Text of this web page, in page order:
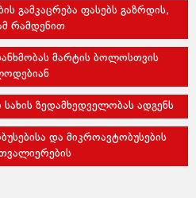
გამკაცრება ფასებს გაზრდის,
რამდენით
მარტის ბოლოსთვის
ზედამხედველობას ადგენს
და მიკროავტობუსების